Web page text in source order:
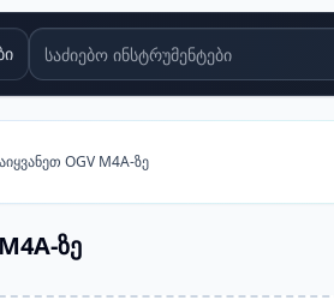
საძიებო ინსტრუმენტები
OGV M4A-ზე
ზე